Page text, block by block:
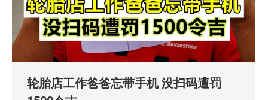
轮胎店工作爸爸忘带手机 没扫码遭罚